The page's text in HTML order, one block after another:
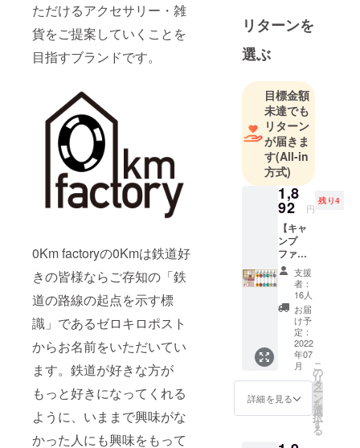
ただけるアクセサリー・雑
貨をご提案していくことを
目指すブランドです。
0Km factoryの0Kmは鉄道好
きの皆様ならご存知の「鉄
道の路線の起点を示す標
識」であるゼロキロポスト
からお名前をいただいてい
ます。鉄道が好きな方が
もっと好きになってくれる
ように、いままで興味がな
かった人にも興味をもって
リターンを
選ぶ
目標金額
未達でも
リターン
が届きま
す(All-in
方式)
1,8
92 円
残り4
【キャ
ンプ
ファイ
ヤー早
割特
価】 先
着20名
限定、
本体
3％OFF
！ 東京
メトロ
バック
チャー
ム／
キーホ
支援
者：
16人
お届
け予
定：
2022
年07
月
詳細を見る
こ
の
リ
タ
ー
ン
を
選
択
す
る